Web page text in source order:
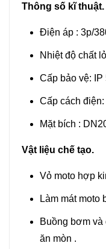
Thông số kĩ thuật.
Điện áp : 3p/
Nhiệt độ chất
Cấp bảo vệ: IP
Cấp cách
Mặt bích :
Vật liệu chế tạo.
Vỏ moto hợp
Làm mát moto
Buồng bơm
ăn mòn .